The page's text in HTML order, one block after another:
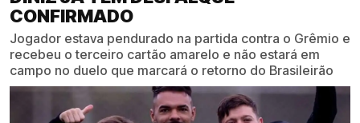
CONFIRMADO
Jogador estava pendurado na partida contra o Grêmio e
recebeu o terceiro cartão amarelo e não estará em
campo no duelo que marcará o retorno do Brasileirão